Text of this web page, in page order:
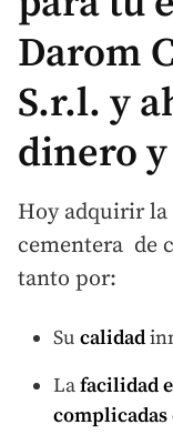
Darom
S.r.l. y
dinero
Hoy adquirir la
cementera de
tanto por:
Su calidad
Lafacilidad
complicadas